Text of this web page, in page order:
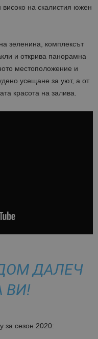
на скалистия южен
зеленина, комплексът
и открива панорамна
местоположение и
усещане за уют, а от
красота на залива.
ДАЛЕЧ
ВИ!
за сезон 2020: